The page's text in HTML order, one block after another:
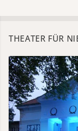
THEATER FÜR